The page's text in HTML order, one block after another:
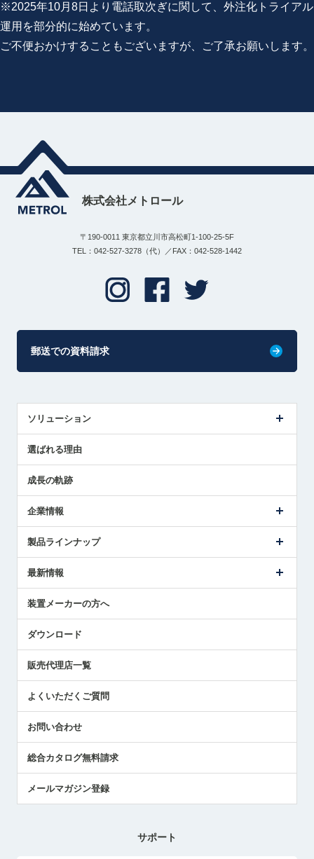
※2025年10月8日より電話取次ぎに関して、外注化トライアル
運用を部分的に始めています。
ご不便おかけすることもございますが、ご了承お願いします。
株式会社メトロール
〒190-0011 東京都立川市高松町1-100-25-5F
TEL：042-527-3278（代）／FAX：042-528-1442
郵送での資料請求
ソリューション
解決策提案
選ばれる理由
成長の軌跡
企業情報
ごあいさつ
受賞履歴
採用情報
国/地域/言語
製品ラインナップ
ツールセッタ製品
エアマイクロセンサ製品
最新情報
メトロールの技術
社員ブログ
中小企業のBCP地震対策
センサのテクニカルガイド
社長ブログ
装置メーカーの方へ
ダウンロード
販売代理店一覧
よくいただくご質問
お問い合わせ
総合カタログ無料請求
メールマガジン登録
サポート